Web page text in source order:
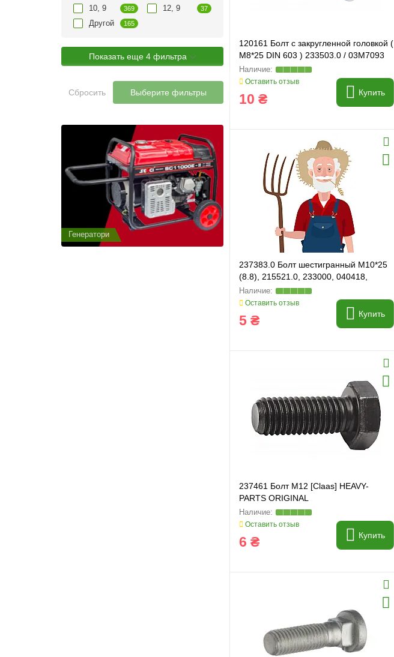
10, 9 369 12, 9 37
Другой 165
Показать еще 4 фильтра
Сбросить Выберите фильтры
Генератори
120161 Болт с закругленной головкой (
M8*25 DIN 603 ) 233503.0 / 03M7093
FARMING Line
Оставить отзыв
10 ₴ Купить
237383.0 Болт шестигранный M10*25
(8.8), 215521.0, 233000, 040418,
3013212
Оставить отзыв
5 ₴ Купить
237461 Болт M12 [Claas] HEAVY-
PARTS ORIGINAL
Оставить отзыв
6 ₴ Купить